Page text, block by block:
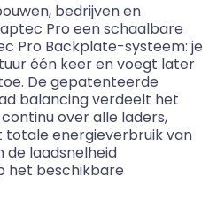
, bedrijvenen
Pro eenschaalbare
Pro Backplate-systeem: je
één keerenvoegt later
De gepatenteerde
balancingverdeelt het
continuover alle laders,
totale energieverbruikvan
de laadsnelheid
het beschikbare